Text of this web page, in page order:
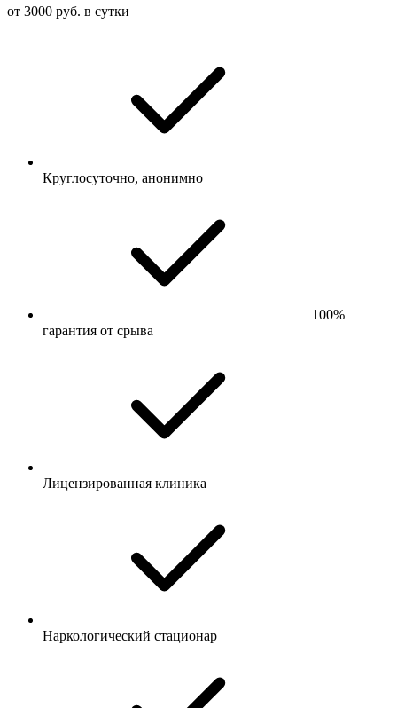
от 3000 руб. в сутки
Круглосуточно, анонимно
100%
гарантия от срыва
Лицензированная клиника
Наркологический стационар